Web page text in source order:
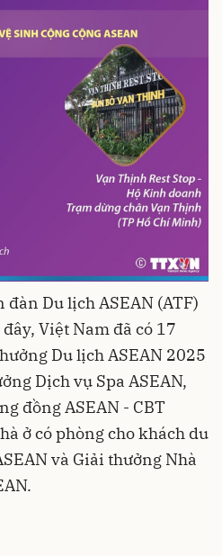
Du lịch ASEAN (ATF)
Việt Nam đã có 17
Du lịch ASEAN 2025
Dịch vụ Spa ASEAN,
đồng ASEAN - CBT
ở có phòng cho khách du
và Giải thưởng Nhà